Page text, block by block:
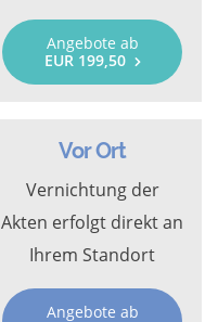
Angebote ab
EUR 199,50
Vor Ort
Vernichtung der
Akten erfolgt direkt an
Ihrem Standort
Angebote ab